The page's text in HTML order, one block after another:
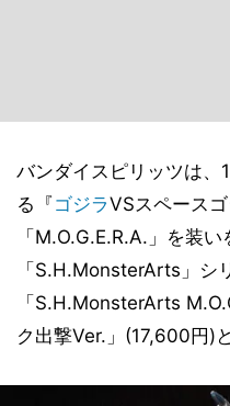
バンダイスピリッツは、
る『ゴジラVSスペースゴ
「M.O.G.E.R.A.」を装い
「S.H.MonsterArts」シ
「S.H.MonsterArts
ク出撃Ver.」(17,600円)